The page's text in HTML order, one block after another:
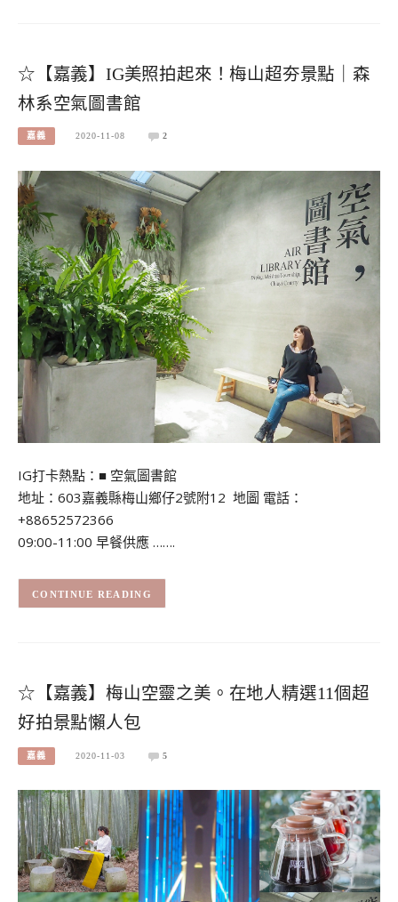
☆【嘉義】IG美照拍起來！梅山超夯景點｜森
林系空氣圖書館
嘉義 2020-11-08 2
IG打卡熱點：■ 空氣圖書館
地址：603嘉義縣梅山鄉仔2號附12 地圖 電話：
+88652572366
09:00-11:00 早餐供應 …….
CONTINUE READING
☆【嘉義】梅山空靈之美。在地人精選11個超
好拍景點懶人包
嘉義 2020-11-03 5